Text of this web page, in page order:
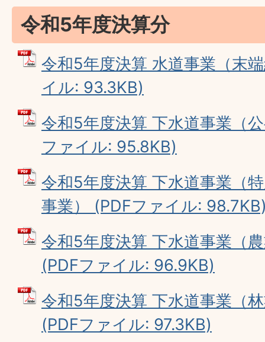
令和5年度決算分
令和5年度決算 水道事業（末
イル: 93.3KB)
令和5年度決算 下水道事業（
ファイル: 95.8KB)
令和5年度決算 下水道事業（
事業） (PDFファイル:
令和5年度決算 下水道事業（
(PDFファイル: 96.9KB)
令和5年度決算 下水道事業（
(PDFファイル: 97.3KB)